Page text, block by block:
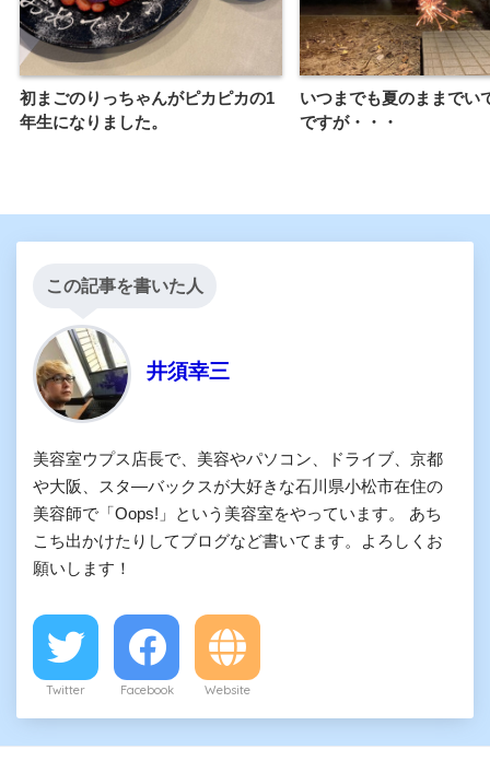
初まごのりっちゃんがピカピカの1
年生になりました。
いつまでも夏のままでい
ですが・・・
この記事を書いた人
井須幸三
美容室ウプス店長で、美容やパソコン、ドライブ、京都
や大阪、スタ―バックスが大好きな石川県小松市在住の
美容師で「Oops!」という美容室をやっています。 あち
こち出かけたりしてブログなど書いてます。よろしくお
願いします！
Twitter Facebook Website